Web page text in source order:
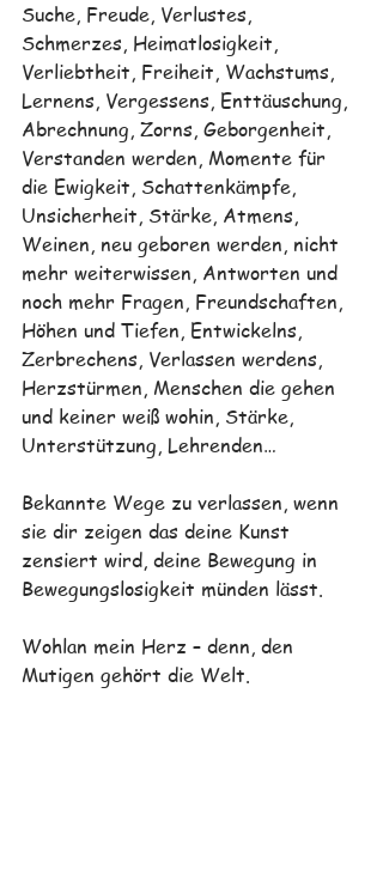
Suche, Freude, Verlustes,
Schmerzes, Heimatlosigkeit,
Verliebtheit, Freiheit, Wachstums,
Lernens, Vergessens, Enttäuschung,
Abrechnung, Zorns, Geborgenheit,
Verstanden werden, Momente für
die Ewigkeit, Schattenkämpfe,
Unsicherheit, Stärke, Atmens,
Weinen, neu geboren werden, nicht
mehr weiterwissen, Antworten und
noch mehr Fragen, Freundschaften,
Höhen und Tiefen, Entwickelns,
Zerbrechens, Verlassen werdens,
Herzstürmen, Menschen die gehen
und keiner weiß wohin, Stärke,
Unterstützung, Lehrenden…
Bekannte Wege zu verlassen, wenn
sie dir zeigen das deine Kunst
zensiert wird, deine Bewegung in
Bewegungslosigkeit münden lässt.
Wohlan mein Herz – denn, den
Mutigen gehört die Welt.